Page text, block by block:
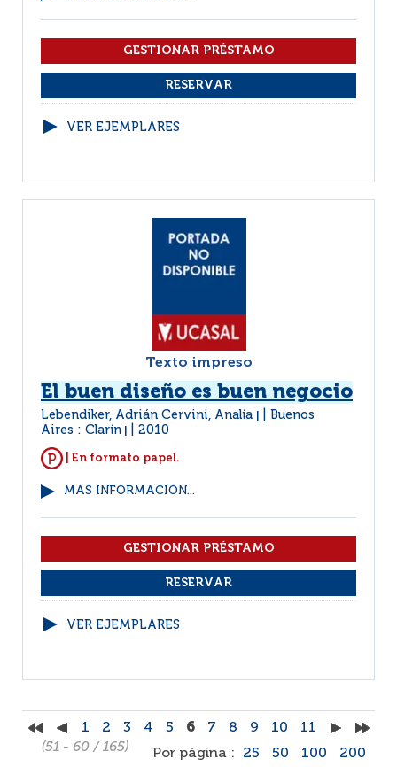
VER EJEMPLARES
Texto impreso
El buen diseño es buen negocio
Lebendiker, Adrián Cervini, Analía
Buenos
Aires : Clarín
2010
| En formato papel.
MÁS INFORMACIÓN...
VER EJEMPLARES
1 2 3 4 5 6 7 8 9 10
11
(51 - 60 / 165)
Por página : 25 50 100 200